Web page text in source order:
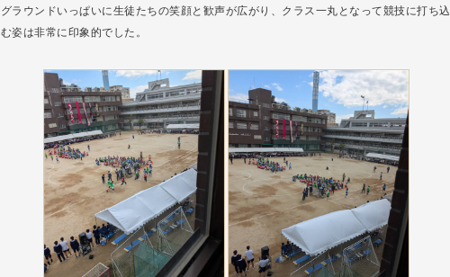
グラウンドいっぱいに生徒たちの笑顔と歓声が広がり、クラス一丸となって競技に打ち込
む姿は非常に印象的でした。